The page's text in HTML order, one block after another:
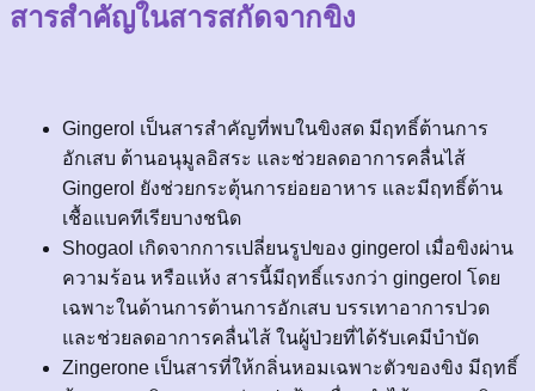
สารสำคัญในสารสกัดจากขิง
Gingerol เป็นสารสำคัญที่พบในขิงสด มีฤทธิ์ต้านการ
อักเสบ ต้านอนุมูลอิสระ และช่วยลดอาการคลื่นไส้
Gingerol ยังช่วยกระตุ้นการย่อยอาหาร และมีฤทธิ์ต้าน
เชื้อแบคทีเรียบางชนิด
Shogaol เกิดจากการเปลี่ยนรูปของ gingerol เมื่อขิงผ่าน
ความร้อน หรือแห้ง สารนี้มีฤทธิ์แรงกว่า gingerol โดย
เฉพาะในด้านการต้านการอักเสบ บรรเทาอาการปวด
และช่วยลดอาการคลื่นไส้ ในผู้ป่วยที่ได้รับเคมีบำบัด
Zingerone เป็นสารที่ให้กลิ่นหอมเฉพาะตัวของขิง มีฤทธิ์